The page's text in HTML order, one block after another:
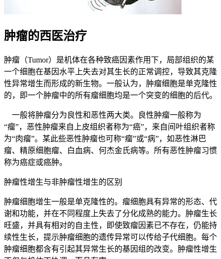
肿瘤的西医治疗
肿瘤（Tumor）是机体在各种致癌因素作用下，局部组织的某
一个细胞在基因水平上失去对其生长的正常调控，导致其克隆
性异常增生而形成的新生物。一般认为，肿瘤细胞是单克隆性
的，即一个肿瘤中的所有瘤细胞均是一个突变的细胞的后代。
一般将肿瘤分为良性和恶性两大类。良性肿瘤一般称为
“瘤”，恶性肿瘤来自上皮组织者称为“癌”，来自间叶组织者称
为“肉瘤”。某此些恶性肿瘤也可称“瘤”或“病”，如恶性淋巴
瘤、精原细胞瘤、白血病、何杰金氏病等。所有恶性肿瘤习惯
称为癌症或癌肿。
肿瘤性增生与非肿瘤性增生的区别
肿瘤细胞增生一般是单克隆性的。瘤细胞具有异常的形态、代
谢和功能，并在不同程度上失去了分化成熟的能力。肿瘤生长
旺盛，并具有相对的自主性，即使致瘤因素已不存在，仍能持
续性生长，提示肿瘤细胞的遗传异常可以传给子代细胞。每个
肿瘤细胞都含有引起其异常生长的基因组的改变。肿瘤性增生